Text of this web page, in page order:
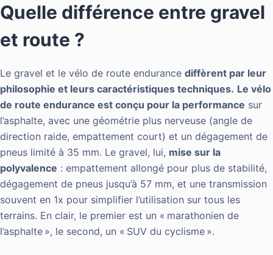
Quelle différence entre gravel
et route ?
Le gravel et le vélo de route endurance diffèrent par leur
philosophie et leurs caractéristiques techniques. Le vélo
de route endurance est conçu pour la performance sur
l’asphalte, avec une géométrie plus nerveuse (angle de
direction raide, empattement court) et un dégagement de
pneus limité à 35 mm. Le gravel, lui, mise sur la
polyvalence : empattement allongé pour plus de stabilité,
dégagement de pneus jusqu’à 57 mm, et une transmission
souvent en 1x pour simplifier l’utilisation sur tous les
terrains. En clair, le premier est un « marathonien de
l’asphalte », le second, un « SUV du cyclisme ».